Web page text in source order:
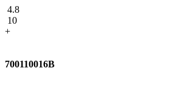
4.8
10
+
700110016В